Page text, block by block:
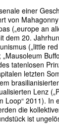
einer
von
(„europe an
dem 20.
(„little red
„Mausoleum
tatenlosen
letzten
Lenz
Loop“ 2011). In
die
ist